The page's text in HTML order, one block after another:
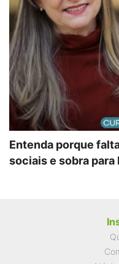
Entenda porque
sociais e sobra